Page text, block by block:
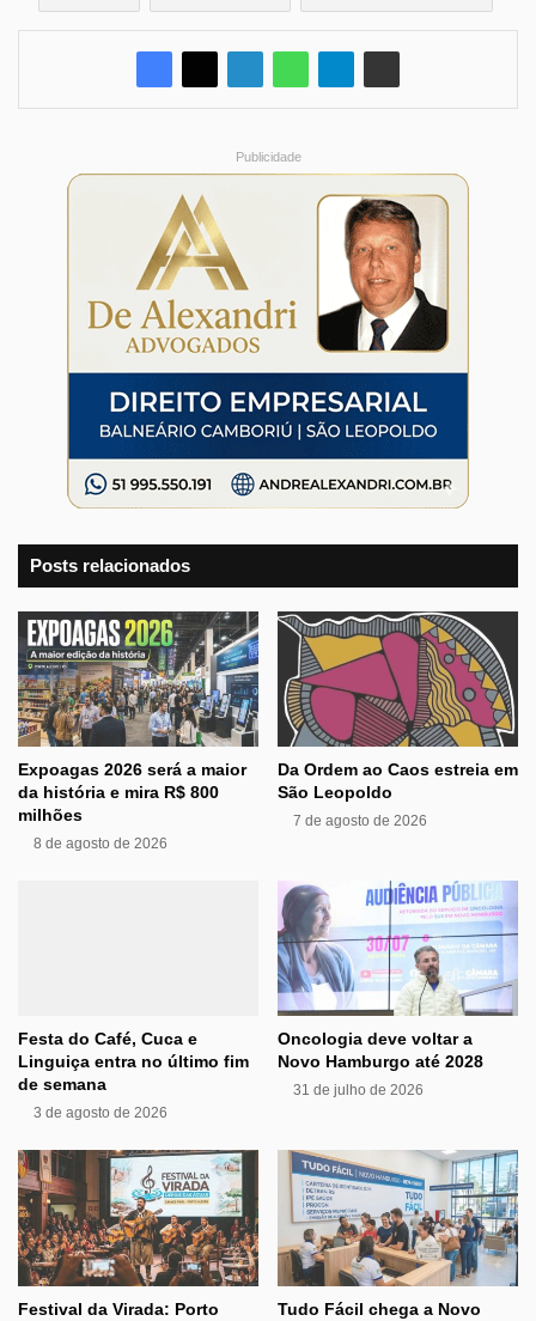
Publicidade
Posts relacionados
Expoagas 2026 será a maior
da história e mira R$ 800
milhões
8 de agosto de 2026
Da Ordem ao Caos estreia em
São Leopoldo
7 de agosto de 2026
Festa do Café, Cuca e
Linguiça entra no último fim
de semana
3 de agosto de 2026
Oncologia deve voltar a
Novo Hamburgo até 2028
31 de julho de 2026
Festival da Virada: Porto Tudo Fácil chega a Novo